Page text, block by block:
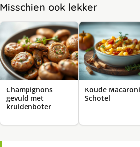
Misschien ook lekker
Champignons
gevuld met
kruidenboter
Koude Macaroni
Schotel